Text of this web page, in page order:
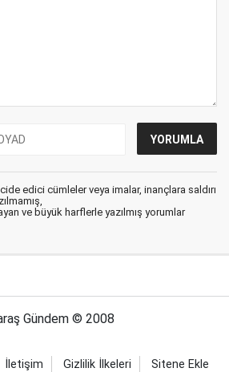
edici cümleler veya imalar, inançlara saldırı
ve büyük harflerle yazılmış yorumlar
Gündem © 2008
İletişim Gizlilik İlkeleri Sitene Ekle